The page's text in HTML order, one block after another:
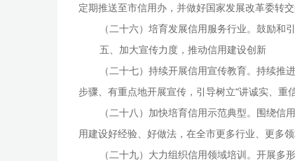
定期推送至市信用办，并做好国家发展改革委转
（二十六）培育发展信用服务行业。鼓励和
五、加大宣传力度，推动信用建设创新
（二十七）持续开展信用宣传教育。持续
步骤、有重点地开展宣传，引导树立“讲诚实、重
（二十八）加快培育信用示范典型。围绕
用建设好经验、好做法，在全市更多行业、更多领
（二十九）大力组织信用领域培训。开展